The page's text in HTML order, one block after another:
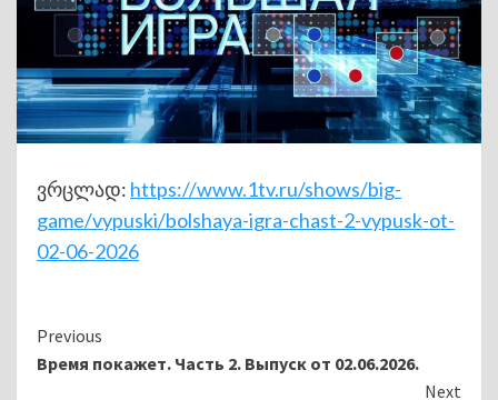
ვრცლად: https://www.1tv.ru/shows/big-
game/vypuski/bolshaya-igra-chast-2-vypusk-ot-
02-06-2026
Continue
Reading
Previous
Время покажет. Часть 2. Выпуск от 02.06.2026.
Next